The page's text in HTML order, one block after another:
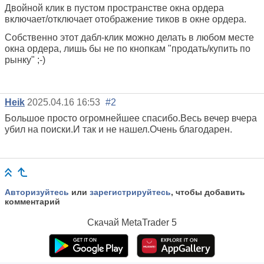
Двойной клик в пустом пространстве окна ордера
включает/отключает отображение тиков в окне ордера.
Собственно этот дабл-клик можно делать в любом месте
окна ордера, лишь бы не по кнопкам "продать/купить по
рынку" ;-)
Heik 2025.04.16 16:53 #2
Большое просто огромнейшее спасибо.Весь вечер вчера
убил на поиски.И так и не нашел.Очень благодарен.
Авторизуйтесь или зарегистрируйтесь, чтобы добавить
комментарий
Скачай MetaTrader 5